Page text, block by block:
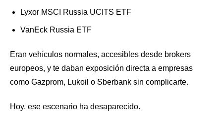
Lyxor MSCI Russia UCITS ETF
VanEck Russia ETF
Eran vehículos normales, accesibles desde brokers
europeos, y te daban exposición directa a empresas
como Gazprom, Lukoil o Sberbank sin complicarte.
Hoy, ese escenario ha desaparecido.